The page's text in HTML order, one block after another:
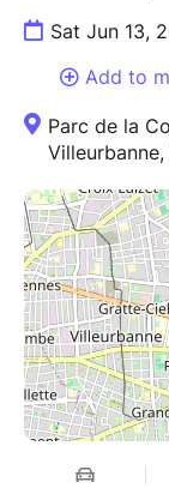
Sat Jun 13,
Add to
Parc de la